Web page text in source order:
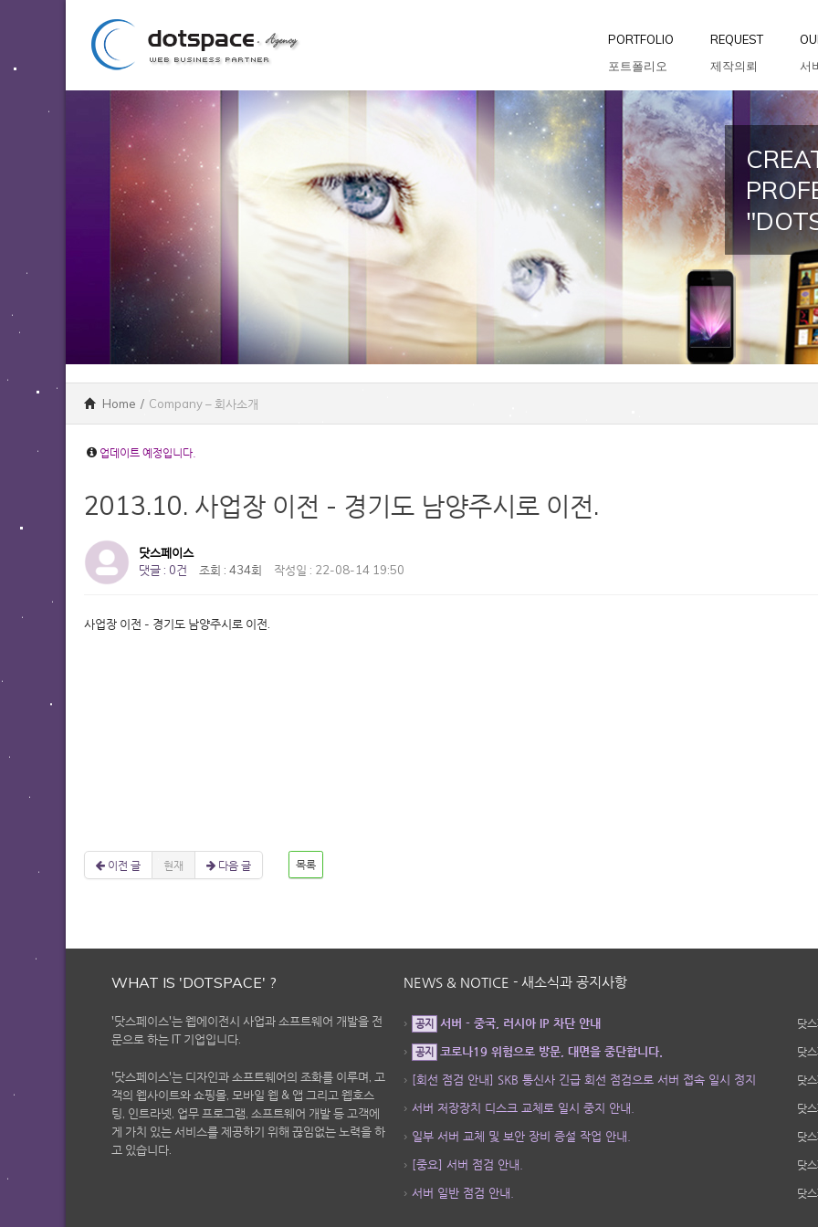
PORTFOLIO
포트폴리오
REQUEST
제작의뢰
서
Home / Company – 회사소개
업데이트 예정입니다.
2013.10. 사업장 이전 - 경기도 남양주시로 이전.
닷스페이스
댓글 : 0건
조회 : 434회 작성일 : 22-08-14 19:50
사업장 이전 - 경기도 남양주시로 이전.
이전 글 현재 다음 글 목록
WHAT IS 'DOTSPACE' ?
'닷스페이스'는 웹에이전시 사업과 소프트웨어 개발을 전
문으로 하는 IT 기업입니다.
'닷스페이스'는 디자인과 소프트웨어의 조화를 이루며, 고
객의 웹사이트와 쇼핑몰, 모바일 웹 & 앱 그리고 웹호스
팅, 인트라넷, 업무 프로그램, 소프트웨어 개발 등 고객에
게 가치 있는 서비스를 제공하기 위해 끊임없는 노력을 하
고 있습니다.
NEWS & NOTICE - 새소식과 공지사항
공지 서버 - 중국, 러시아 IP 차단 안내 닷
공지 코로나19 위험으로 방문, 대면을 중단합니다. 닷
[회선 점검 안내] SKB 통신사 긴급 회선 점검으로 서버 접속 일시 정지 닷
서버 저장장치 디스크 교체로 일시 중지 안내. 닷
일부 서버 교체 및 보안 장비 증설 작업 안내. 닷
[중요] 서버 점검 안내. 닷
서버 일반 점검 안내. 닷